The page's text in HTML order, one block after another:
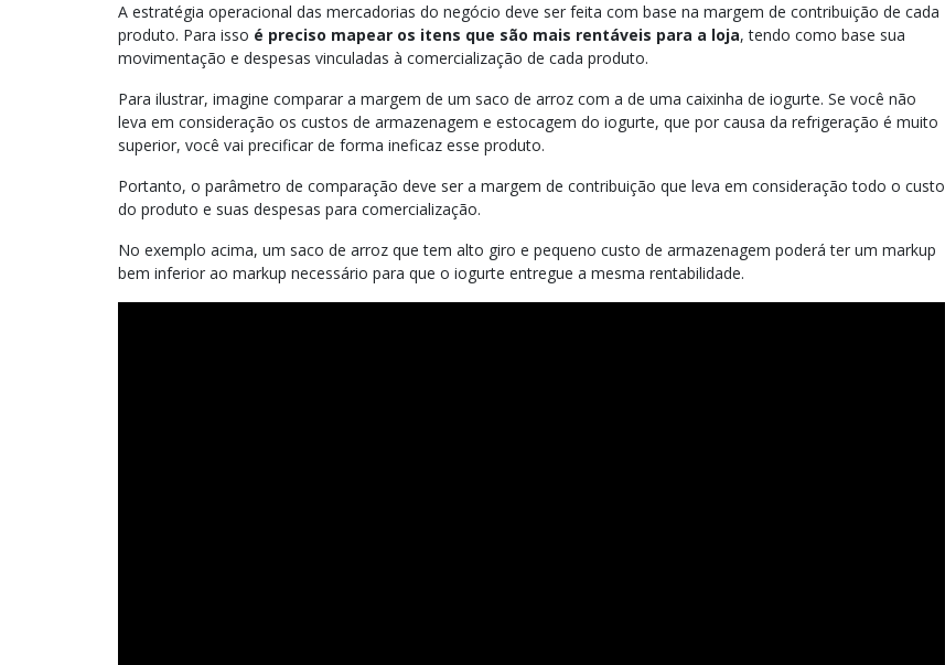
A estratégia operacional das mercadorias do negócio deve ser feita com base na margem de contribuição de cada
produto. Para isso é preciso mapear os itens que são mais rentáveis para a loja, tendo como base sua
movimentação e despesas vinculadas à comercialização de cada produto.
Para ilustrar, imagine comparar a margem de um saco de arroz com a de uma caixinha de iogurte. Se você não
leva em consideração os custos de armazenagem e estocagem do iogurte, que por causa da refrigeração é muito
superior, você vai precificar de forma ineficaz esse produto.
Portanto, o parâmetro de comparação deve ser a margem de contribuição que leva em consideração todo o custo
do produto e suas despesas para comercialização.
No exemplo acima, um saco de arroz que tem alto giro e pequeno custo de armazenagem poderá ter um markup
bem inferior ao markup necessário para que o iogurte entregue a mesma rentabilidade.